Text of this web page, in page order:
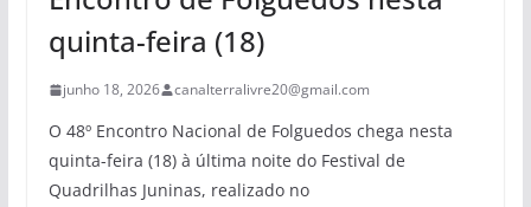
quinta-feira (18)
junho 18, 2026 canalterralivre20@gmail.com
O 48º Encontro Nacional de Folguedos chega nesta
quinta-feira (18) à última noite do Festival de
Quadrilhas Juninas, realizado no